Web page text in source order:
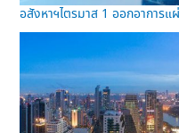
อสังหาฯไตรมาส 1 ออกอาการ